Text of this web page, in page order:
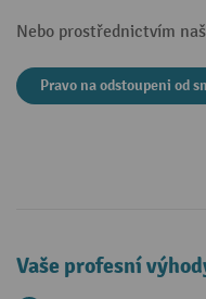
Nebo prostřednictvím
Pravo na odstoupeni od
Vaše profesní